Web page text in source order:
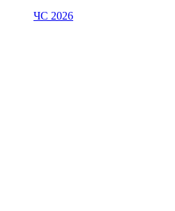
ЧС 2026